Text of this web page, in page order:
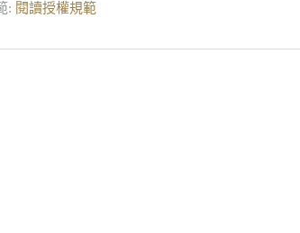
: 閱讀授權規範